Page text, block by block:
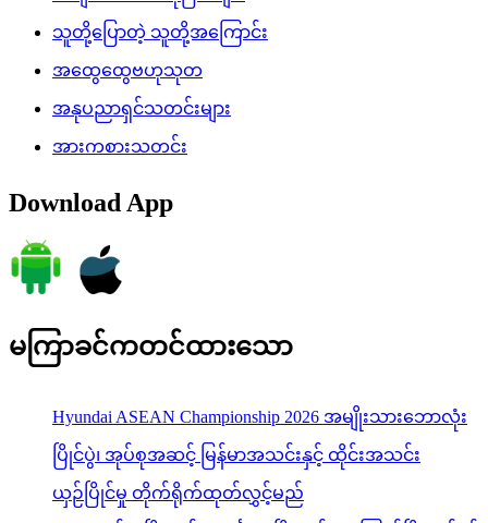
ပြိုင်ပွဲ၊ အုပ်စုအဆင့် မြန်မာအသင်းနှင့် ထိုင်းအသင်း
ယှဉ်ပြိုင်မှု တိုက်ရိုက်ထုတ်လွှင့်မည်
လေးမျက်နှာမြို့နယ်၊ ဟင်္သာတမြို့နယ်၊ ရေကြည်မြို့နယ်နှင့်
ကျုံပျော်မြို့နယ်တို့တွင် ရေကြီးရေလျှံမှုများကြောင့် ကူညီ
ကယ်ဆယ်ရေးလုပ်ငန်းများ ဆက်လက်ဆောင်ရွက်
ပြည်ထောင်စုသမ္မတမြန်မာနိုင်ငံတော်နှင့် ထိုင်းနိုင်ငံတို့
အပြန်အလှန်လက်မှတ်ရေးထိုးလဲလှယ်
ဦးမင်းအောင်လှိုင် “မြန်မာ-ထိုင်း စီးပွားရေးဖိုရမ်” သို့ တက်
ပြည်ထောင်စုသမ္မတမြန်မာနိုင်ငံတော် နိုင်ငံတော်သမ္မတ
ဦးမင်းအောင်လှိုင်အား ထိုင်းနိုင်ငံဝန်ကြီးချုပ် မစ္စတာ အနု
ထင် ချာဝီရကွန်က ဂုဏ်ပြုညစာစားပွဲဖြင့် တည်ခင်းဧည့်ခံ